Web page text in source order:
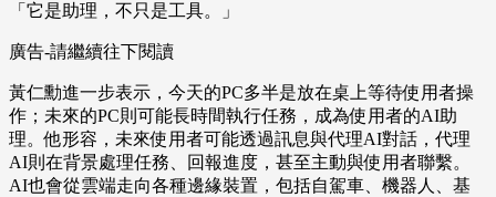
「它是助理，不只是工具。」
廣告-請繼續往下閱讀
黃仁勳進一步表示，今天的PC多半是放在桌上等待使用者操
作；未來的PC則可能長時間執行任務，成為使用者的AI助
理。他形容，未來使用者可能透過訊息與代理AI對話，代理
AI則在背景處理任務、回報進度，甚至主動與使用者聯繫。
AI也會從雲端走向各種邊緣裝置，包括自駕車、機器人、基